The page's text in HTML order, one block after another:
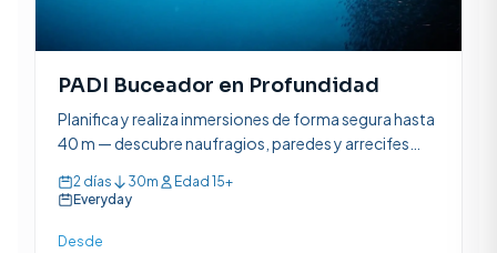
PADI Buceador en Profundidad
Planifica y realiza inmersiones de forma segura hasta
40 m — descubre naufragios, paredes y arrecifes
especialidad PADI más popular.
2 días 30m
Edad 15+
Everyday
Desde